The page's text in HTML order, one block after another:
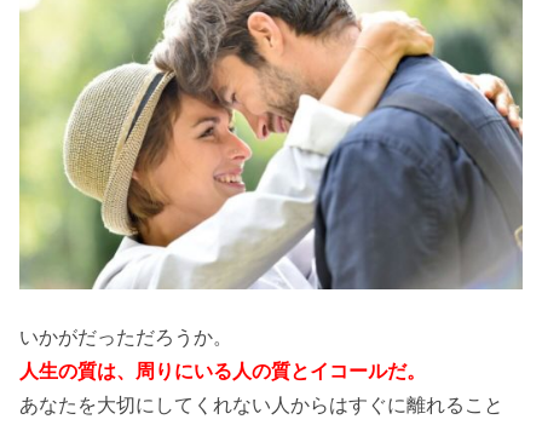
いかがだっただろうか。
人生の質は、周りにいる人の質とイコールだ。
あなたを大切にしてくれない人からはすぐに離れること